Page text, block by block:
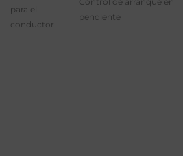
para el
conductor
pendiente